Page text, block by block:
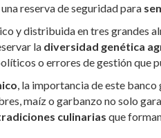
reserva de seguridad para
y distribuida en tres grandes
la diversidad genética
o errores de gestión que
, la importancia de este
maíz o garbanzo no solo
culinarias que